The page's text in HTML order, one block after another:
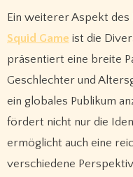
Ein weiterer Aspekt des
Squid Game ist die
präsentiert eine breite
Geschlechter und
ein globales Publikum
fördert nicht nur die
ermöglicht auch eine
verschiedene